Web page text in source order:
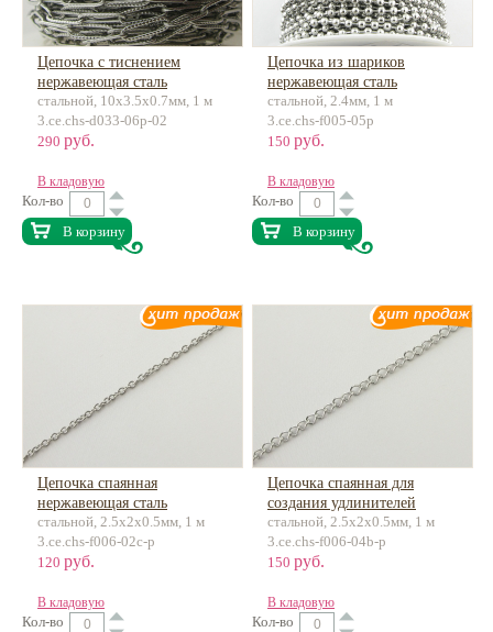
Цепочка с тиснением
нержавеющая сталь
стальной, 10х3.5х0.7мм, 1 м
3.ce.chs-d033-06p-02
290 руб.
В кладовую
Кол-во
В корзину
Цепочка из шариков
нержавеющая сталь
стальной, 2.4мм, 1 м
3.ce.chs-f005-05p
150 руб.
В кладовую
Кол-во
В корзину
Цепочка спаянная
нержавеющая сталь
стальной, 2.5х2х0.5мм, 1 м
3.ce.chs-f006-02c-p
120 руб.
В кладовую
Кол-во
Цепочка спаянная для
создания удлинителей
нержавеющая сталь
стальной, 2.5х2х0.5мм, 1 м
3.ce.chs-f006-04b-p
150 руб.
В кладовую
Кол-во